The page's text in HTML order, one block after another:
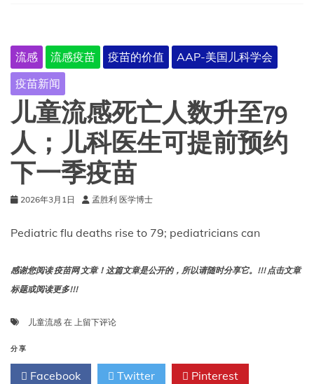
死
亡
上
升
至
155
人
流感 流感疫苗 疫苗的价值
AAP-美国儿科学会
疫苗新闻
儿童流感死亡人数升至79
人；儿科医生可提前预约
下一季疫苗
2026年3月1日 孟胜利 医学博士
Pediatric flu deaths rise to 79; pediatricians can
感谢您阅读 疫苗网 文章！这篇文章是公开的，所以请随时分享它。!!! 点击文章
标题或阅读更多!!!
儿童流感 在 儿
感
死
上留下评论
分享
Facebook Twitter Pinterest